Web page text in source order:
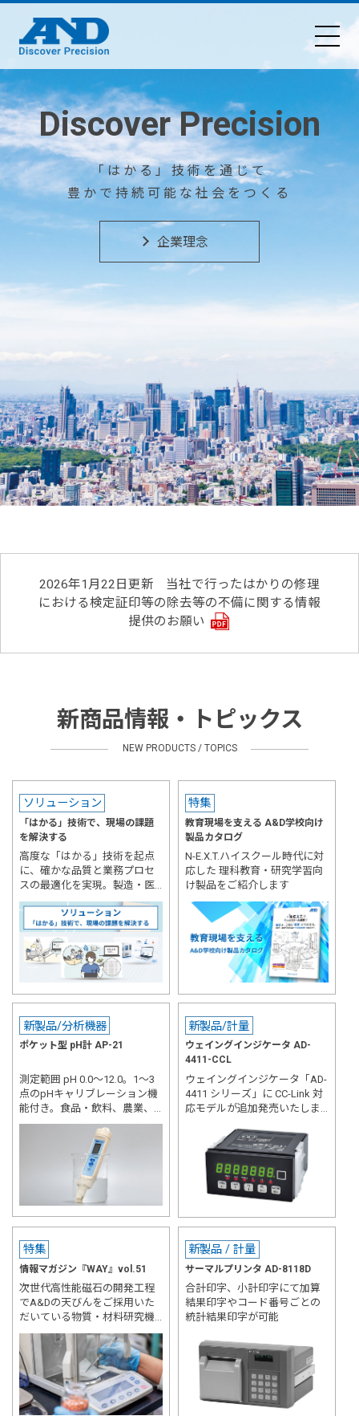
Discover Precision
「はかる」技術を通じて
豊かで持続可能な社会をつくる
企業理念
2026年1月22日更新
当社で行ったはかりの修理
における検定証印等の除去等の不備に関する情報
提供のお願い
新商品情報・トピックス
NEW PRODUCTS / TOPICS
ソリューション
「はかる」技術で、現場の課題
を解決する
高度な「はかる」技術を起点
に、確かな品質と業務プロセ
スの最適化を実現。製造・医
療・研究の最前線を支えま
す。
特集
教育現場を支える A&D学校向け
製品カタログ
N-E.X.T.ハイスクール時代に対
応した 理科教育・研究学習向
け製品をご紹介します
新製品/分析機器
ポケット型 pH計 AP-21
測定範囲 pH 0.0～12.0。1～3
点のpHキャリブレーション機
能付き。食品・飲料、農業、
水質、教育、産業などさまざ
新製品/計量
ウェイングインジケータ AD-
4411-CCL
ウェイングインジケータ「AD-
4411 シリーズ」に CC-Link 対
応モデルが追加発売いたしま
特集
情報マガジン『WAY』vol.51
次世代高性能磁石の開発工程
でA&Dの天びんをご採用いた
だいている物質・材料研究機
構様にインタビュー。
新製品 / 計量
サーマルプリンタ AD-8118D
合計印字、小計印字にて加算
結果印字やコード番号ごとの
統計結果印字が可能